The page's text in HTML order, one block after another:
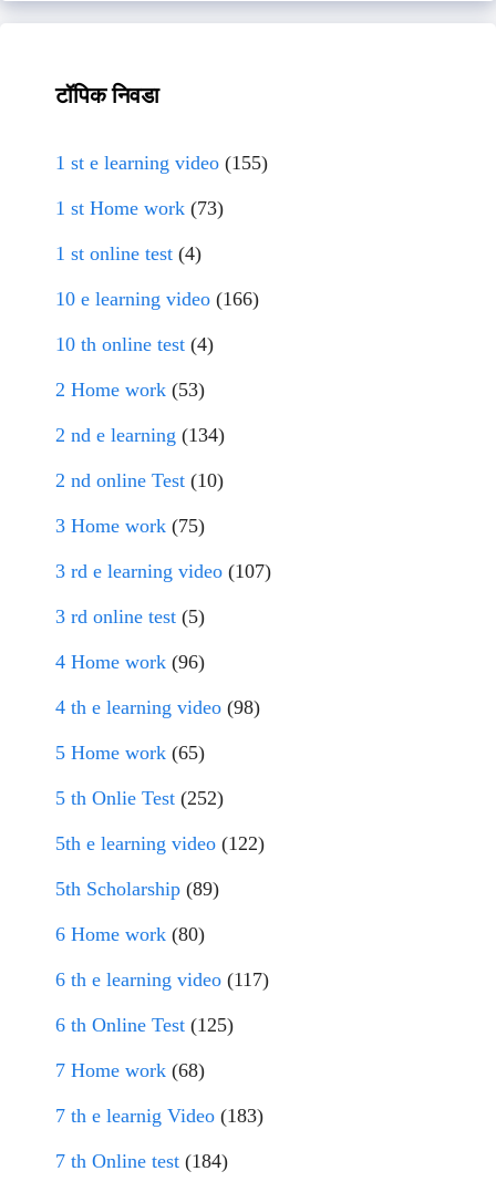
टॉपिक निवडा
1 st e learning video (155)
1 st Home work (73)
1 st online test (4)
10 e learning video (166)
10 th online test (4)
2 Home work (53)
2 nd e learning (134)
2 nd online Test (10)
3 Home work (75)
3 rd e learning video (107)
3 rd online test (5)
4 Home work (96)
4 th e learning video (98)
5 Home work (65)
5 th Onlie Test (252)
5th e learning video (122)
5th Scholarship (89)
6 Home work (80)
6 th e learning video (117)
6 th Online Test (125)
7 Home work (68)
7 th e learnig Video (183)
7 th Online test (184)